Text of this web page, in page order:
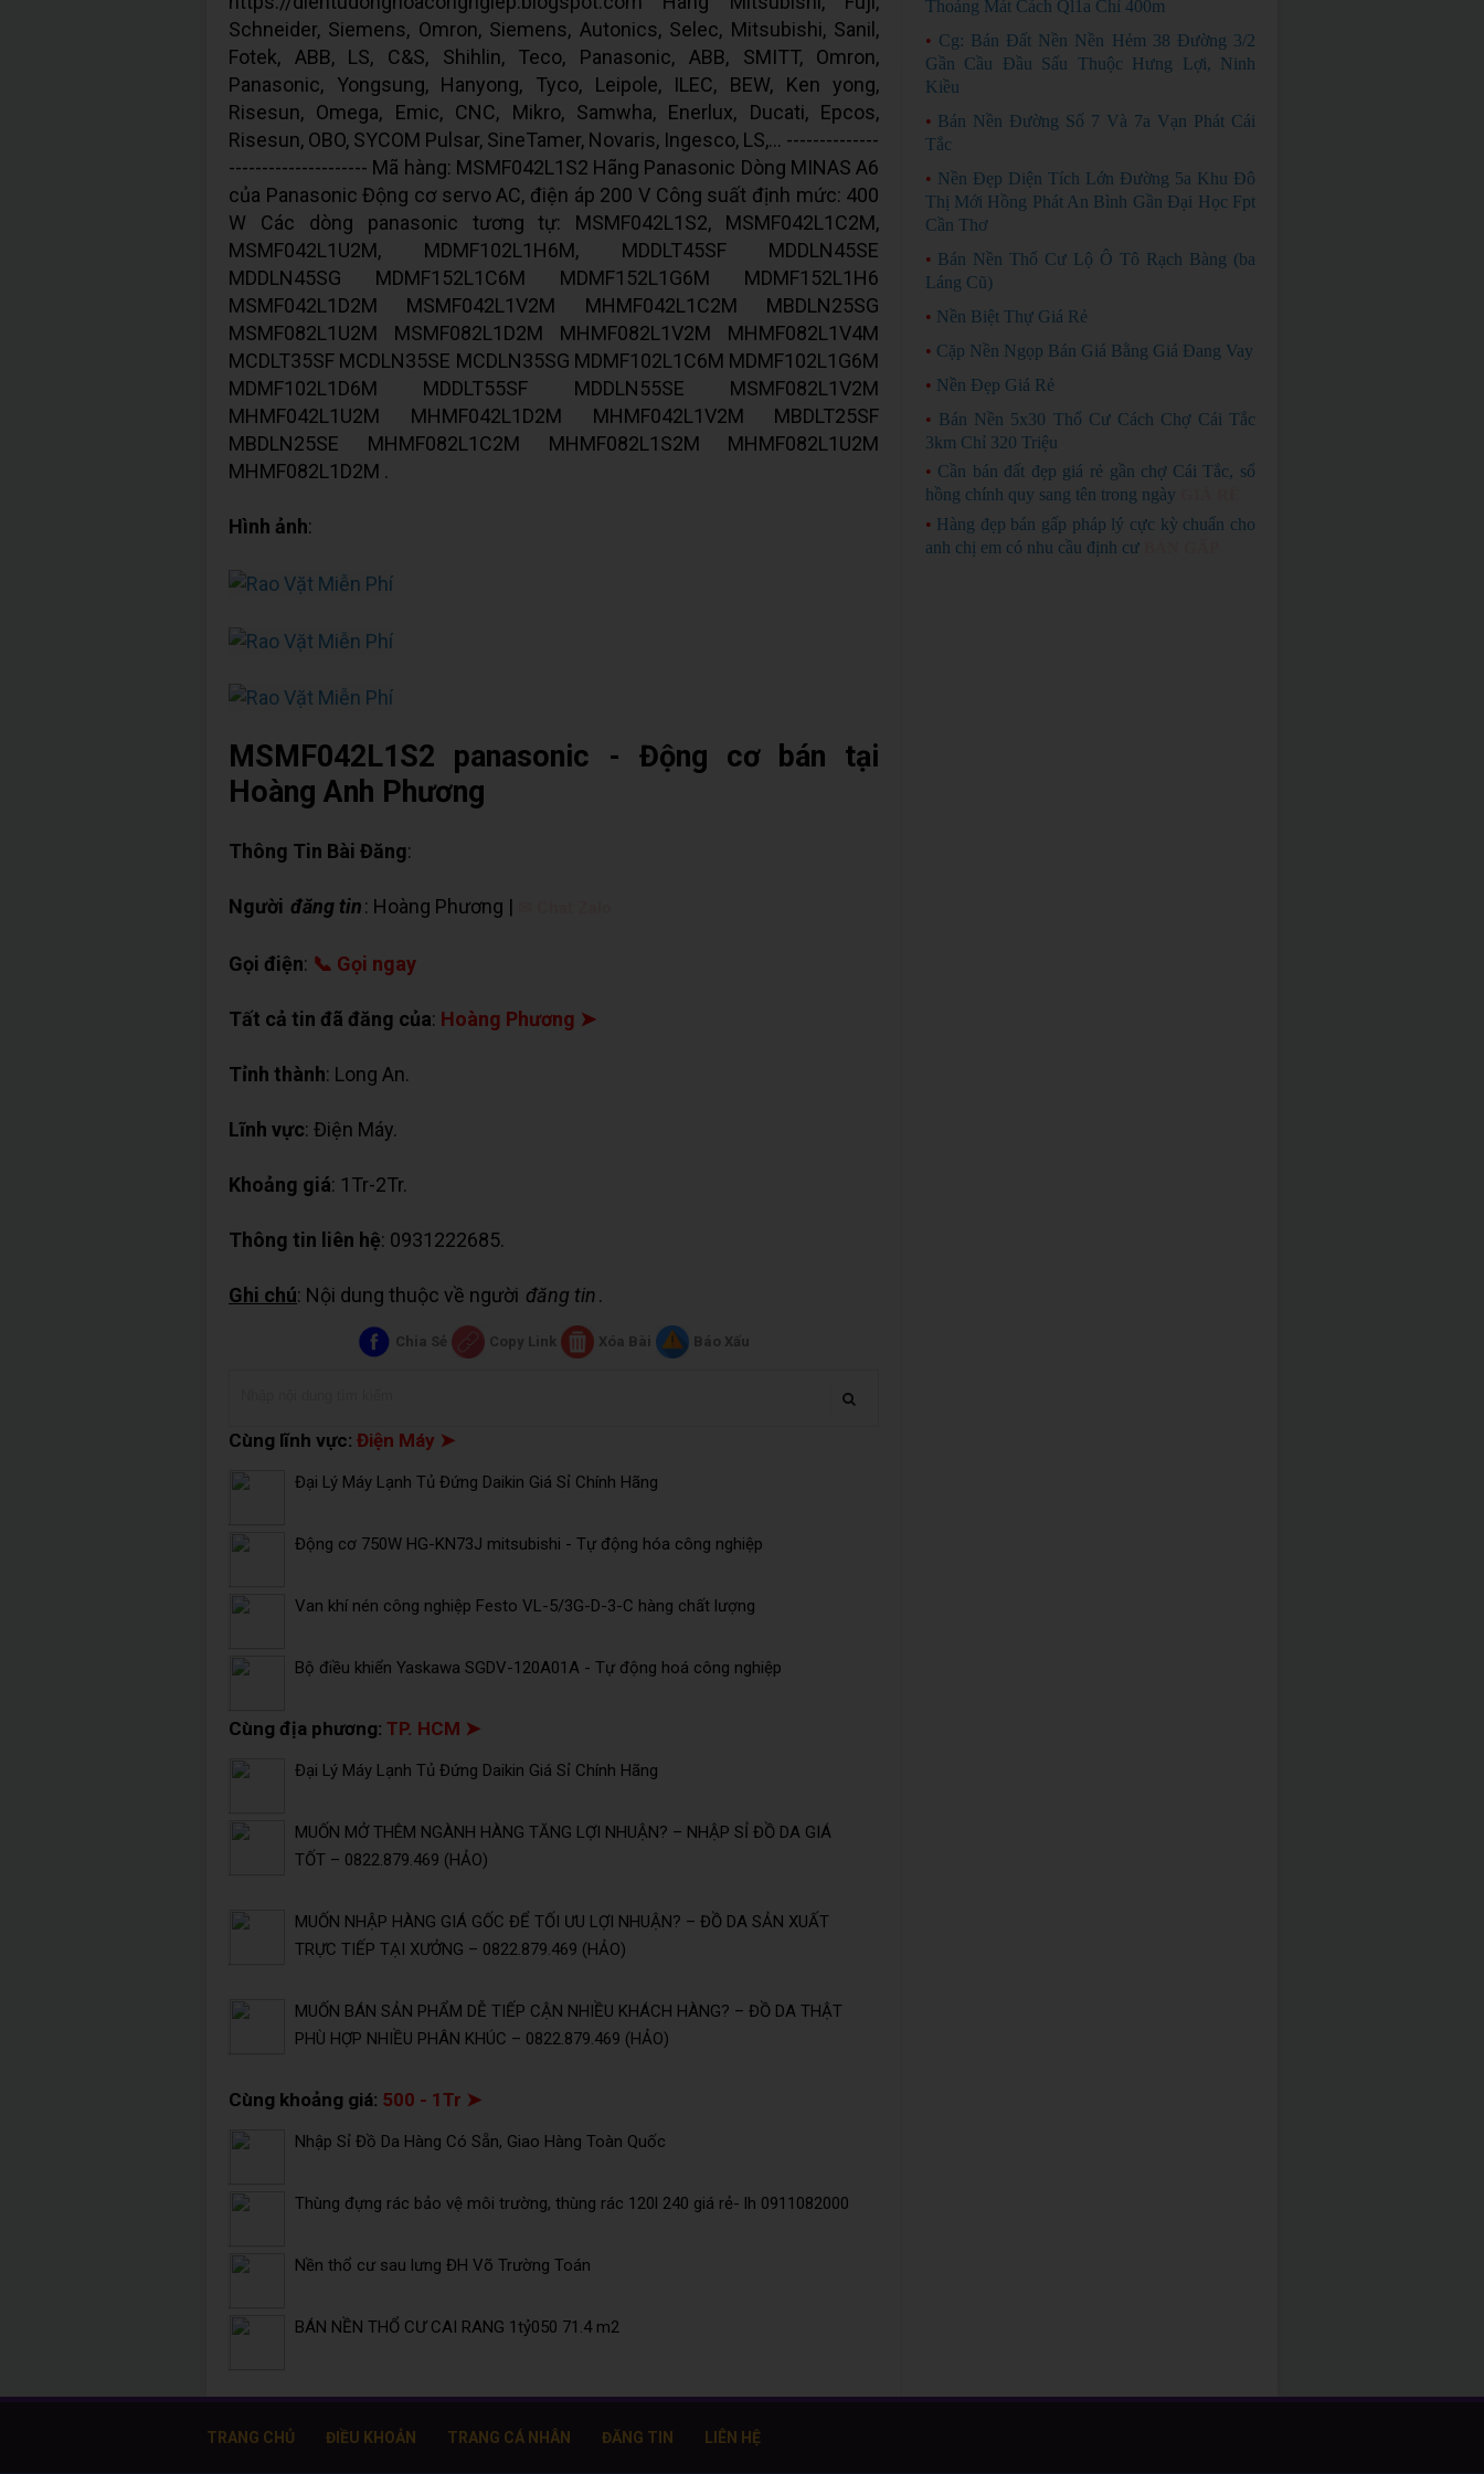
Schneider, Siemens, Omron, Siemens, Autonics, Selec, Mitsubishi, Sanil,
Fotek, ABB, LS, C&S, Shihlin, Teco, Panasonic, ABB, SMITT, Omron,
Panasonic, Yongsung, Hanyong, Tyco, Leipole, ILEC, BEW, Ken yong,
Risesun, Omega, Emic, CNC, Mikro, Samwha, Enerlux, Ducati, Epcos,
Risesun, OBO, SYCOM Pulsar, SineTamer, Novaris, Ingesco, LS,… --------------
--------------------- Mã hàng: MSMF042L1S2 Hãng Panasonic Dòng MINAS A6
của Panasonic Động cơ servo AC, điện áp 200 V Công suất định mức: 400
W Các dòng panasonic tương tự: MSMF042L1S2, MSMF042L1C2M,
MSMF042L1U2M, MDMF102L1H6M, MDDLT45SF MDDLN45SE
MDDLN45SG MDMF152L1C6M MDMF152L1G6M MDMF152L1H6
MSMF042L1D2M MSMF042L1V2M MHMF042L1C2M MBDLN25SG
MSMF082L1U2M MSMF082L1D2M MHMF082L1V2M MHMF082L1V4M
MCDLT35SF MCDLN35SE MCDLN35SG MDMF102L1C6M MDMF102L1G6M
MDMF102L1D6M MDDLT55SF MDDLN55SE MSMF082L1V2M
MHMF042L1U2M MHMF042L1D2M MHMF042L1V2M MBDLT25SF
MBDLN25SE MHMF082L1C2M MHMF082L1S2M MHMF082L1U2M
MHMF082L1D2M .
Hình ảnh:
MSMF042L1S2 panasonic - Động cơ bán tại
Hoàng Anh Phương
Thông Tin Bài Đăng:
Người đăng tin: Hoàng Phương |
Gọi điện: 📞 Gọi ngay
Tất cả tin đã đăng của: Hoàng Phương ➤
Tỉnh thành: Long An.
Lĩnh vực: Điện Máy.
Khoảng giá: 1Tr-2Tr.
Thông tin liên hệ: 0931222685.
Ghi chú: Nội dung thuộc về người đăng tin.
Chia Sẻ Copy Link Xóa Bài Báo Xấu
Cùng lĩnh vực: Điện Máy ➤
Đại Lý Máy Lạnh Tủ Đứng Daikin Giá Sỉ Chính Hãng
Động cơ 750W HG-KN73J mitsubishi - Tự động hóa công nghiệp
Van khí nén công nghiệp Festo VL-5/3G-D-3-C hàng chất lượng
Bộ điều khiển Yaskawa SGDV-120A01A - Tự động hoá công nghiệp
Cùng địa phương: TP. HCM ➤
Đại Lý Máy Lạnh Tủ Đứng Daikin Giá Sỉ Chính Hãng
MUỐN MỞ THÊM NGÀNH HÀNG TĂNG LỢI NHUẬN? – NHẬP SỈ ĐỒ DA GIÁ
TỐT – 0822.879.469 (HẢO)
MUỐN NHẬP HÀNG GIÁ GỐC ĐỂ TỐI ƯU LỢI NHUẬN? – ĐỒ DA SẢN XUẤT
TRỰC TIẾP TẠI XƯỞNG – 0822.879.469 (HẢO)
MUỐN BÁN SẢN PHẨM DỄ TIẾP CẬN NHIỀU KHÁCH HÀNG? – ĐỒ DA THẬT
PHÙ HỢP NHIỀU PHÂN KHÚC – 0822.879.469 (HẢO)
Cùng khoảng giá: 500 - 1Tr ➤
Nhập Sỉ Đồ Da Hàng Có Sẵn, Giao Hàng Toàn Quốc
Thùng đựng rác bảo vệ môi trường, thùng rác 120l 240 giá rẻ- lh 0911082000
Nền thổ cư sau lưng ĐH Võ Trường Toán
BÁN NỀN THỔ CƯ CAI RANG 1tỷ050 71.4 m2
Thoáng Mát Cách Ql1a Chỉ 400m
• Cg: Bán Đất Nền Nền Hẻm 38 Đường 3/2
Gần Cầu Đầu Sấu Thuộc Hưng Lợi, Ninh
Kiều
• Bán Nền Đường Số 7 Và 7a Vạn Phát Cái
Tắc
• Nền Đẹp Diện Tích Lớn Đường 5a Khu Đô
Thị Mới Hồng Phát An Bình Gần Đại Học Fpt
Cần Thơ
• Bán Nền Thổ Cư Lộ Ô Tô Rạch Bàng (ba
Láng Cũ)
• Nền Biệt Thự Giá Rẻ
• Cặp Nền Ngọp Bán Giá Bằng Giá Đang Vay
• Nền Đẹp Giá Rẻ
• Bán Nền 5x30 Thổ Cư Cách Chợ Cái Tắc
3km Chỉ 320 Triệu
• Cần bán đất đẹp giá rẻ gần chợ Cái Tắc, sổ
hồng chính quy sang tên trong ngày
• Hàng đẹp bán gấp pháp lý cực kỳ chuẩn cho
anh chị em có nhu cầu định cư
TRANG CHỦ ĐIỀU KHOẢN TRANG CÁ NHÂN ĐĂNG TIN LIÊN HỆ